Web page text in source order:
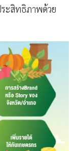
ะสิทธิภาพด้วย